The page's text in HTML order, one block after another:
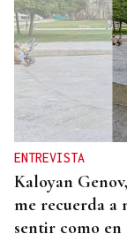
ENTREVISTA
Kaloyan
me recuerda a
sentir como en